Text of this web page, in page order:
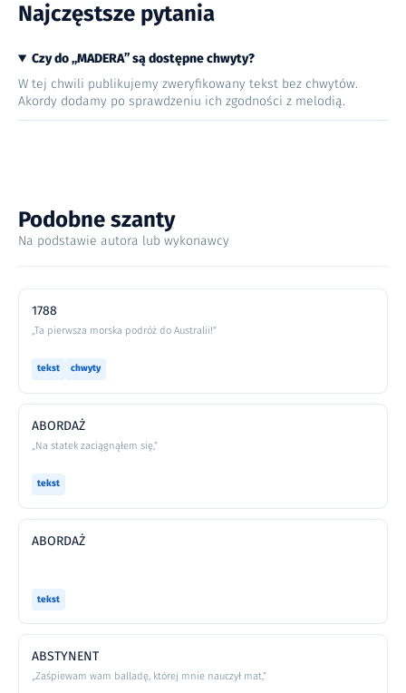
Najczęstsze pytania
Czy do „MADERA” są dostępne chwyty?
W tej chwili publikujemy zweryfikowany tekst bez chwytów.
Akordy dodamy po sprawdzeniu ich zgodności z melodią.
Podobne szanty
Na podstawie autora lub wykonawcy
1788
„Ta pierwsza morska podróż do Australii!”
tekst chwyty
ABORDAŻ
„Na statek zaciągnąłem się,”
tekst
ABORDAŻ
tekst
ABSTYNENT
„Zaśpiewam wam balladę, której mnie nauczył mat,”